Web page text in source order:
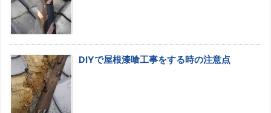
DIYで屋根漆喰工事をする時の注意点